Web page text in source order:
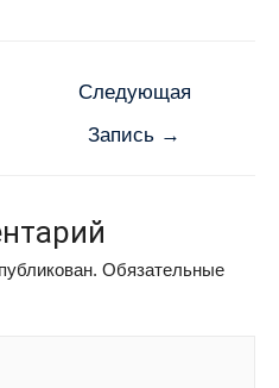
Следующая
Запись →
Обязательные